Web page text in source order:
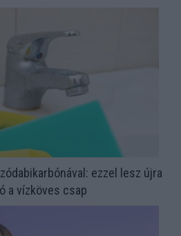
ezzel lesz újra
a vízköves csap